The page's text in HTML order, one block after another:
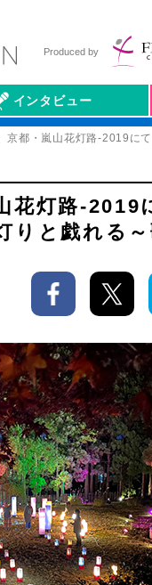
Produced by
インタビュー
京都・嵐山花灯路-2019に
花灯路-
りと戯れる